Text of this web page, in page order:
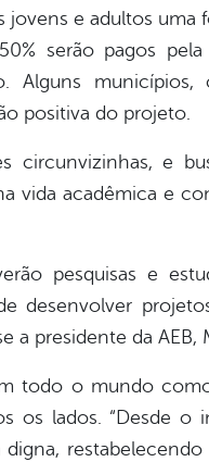
jovens e adultos
serão pagos
Alguns
positiva do projeto.
circunvizinhas, e
vida acadêmica e
pesquisas e
desenvolver
a presidente da AEB,
todo o mundo
os lados. “Desde